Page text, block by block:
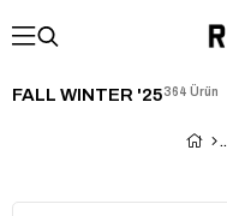
FALL WINTER '25364 Ürün